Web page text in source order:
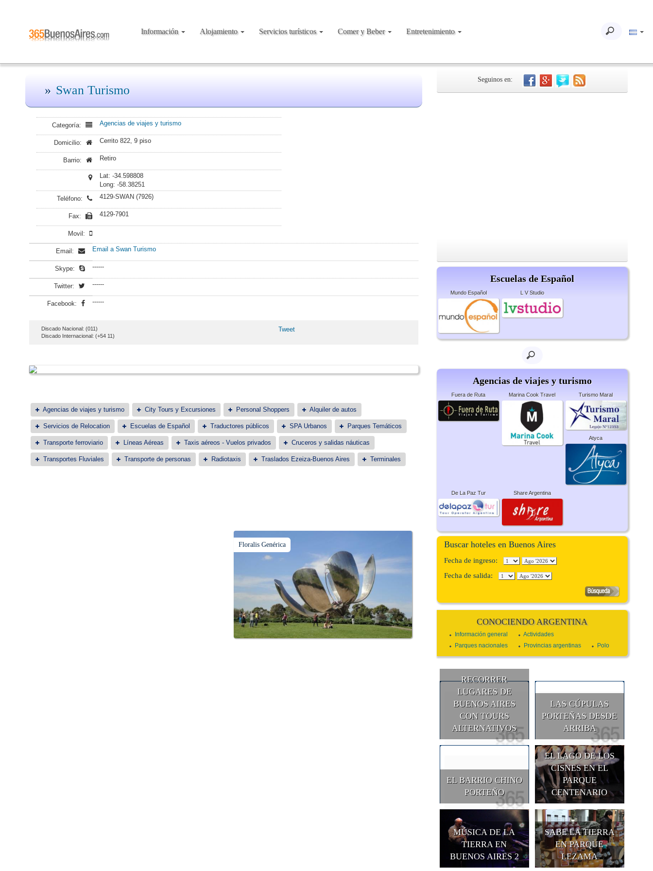
Información Alojamiento Servicios turísticos Comer y Beber Entretenimiento
Swan Turismo
Categoría: Agencias de viajes y turismo
Domicilio: Cerrito 822, 9 piso
Barrio: Retiro
Lat: -34.598808
Long: -58.38251
Teléfono:
4129-SWAN (7926)
Fax: 4129-7901
Movil:
Email: Email a Swan Turismo
Skype: ------
Twitter: ------
Facebook: ------
Discado Nacional: (011)
Discado Internacional: (+54 11)
Tweet
Agencias de viajes y turismo City Tours y Excursiones Personal Shoppers Alquiler de autos
Servicios de Relocation Escuelas de Español Traductores públicos SPA Urbanos Parques Temáticos
Transporte ferroviario Líneas Aéreas Taxis aéreos - Vuelos privados Cruceros y salidas náuticas
Transportes Fluviales Transporte de personas Radiotaxis Traslados Ezeiza-Buenos Aires Terminales
Floralis Genérica
Seguinos en:
Escuelas de Español
Mundo Español L V Studio
Agencias de viajes y turismo
Fuera de Ruta Marina Cook Travel Turismo Maral
Atyca
De La Paz Tur Share Argentina
Buscar hoteles en Buenos Aires
Fecha de ingreso:
Fecha de salida:
CONOCIENDO ARGENTINA
Información general
Actividades
Parques nacionales
Provincias argentinas Polo
RECORRER
LUGARES DE
BUENOS AIRES
CON TOURS
ALTERNATIVOS
LAS CÚPULAS
PORTEÑAS DESDE
ARRIBA
EL BARRIO CHINO
PORTEÑO
EL LAGO DE LOS
CISNES EN EL
PARQUE
CENTENARIO
MÚSICA DE LA
TIERRA EN
BUENOS AIRES 2
SABE LA TIERRA
EN PARQUE
LEZAMA